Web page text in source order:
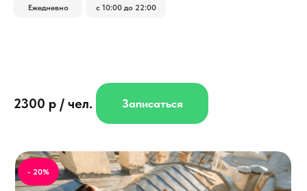
- 20%
2300 р / чел.
Ежедневно с 10:00 до 22:00
Записаться